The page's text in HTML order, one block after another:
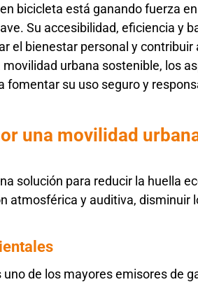
bicicleta está ganando fuerza
Su accesibilidad, eficiencia y
el bienestar personal y
urbana sostenible, los
fomentar su uso seguro y
una movilidad
solución para reducir la huella
atmosférica y auditiva,
de los mayores emisores de